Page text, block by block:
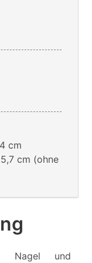
cm
cm (ohne
Nagel und